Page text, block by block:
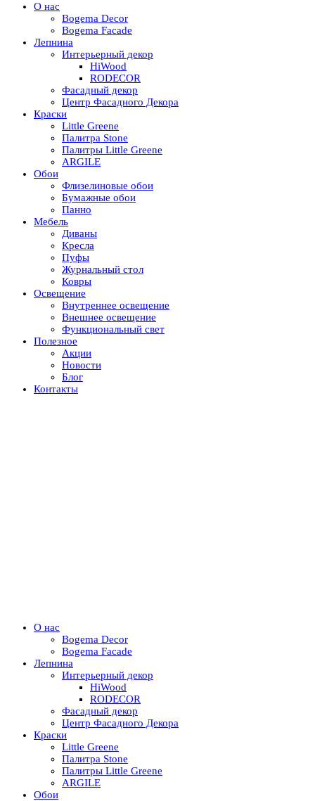
О нас
Bogema Decor
Bogema Facade
Лепнина
Интерьерный декор
HiWood
RODECOR
Фасадный декор
Центр Фасадного Декора
Краски
Little Greene
Палитра Stone
Палитры Little Greene
ARGILE
Обои
Флизелиновые обои
Бумажные обои
Панно
Мебель
Диваны
Кресла
Пуфы
Журнальный стол
Ковры
Освещение
Внутреннее освещение
Внешнее освещение
Функциональный свет
Полезное
Акции
Новости
Блог
Контакты
О нас
Bogema Decor
Bogema Facade
Лепнина
Интерьерный декор
HiWood
RODECOR
Фасадный декор
Центр Фасадного Декора
Краски
Little Greene
Палитра Stone
Палитры Little Greene
ARGILE
Обои